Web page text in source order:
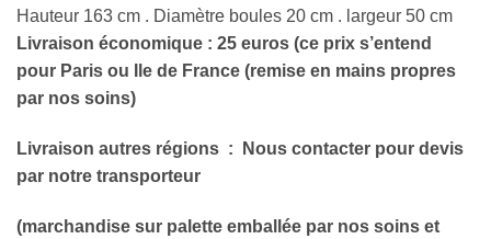
Hauteur 163 cm . Diamètre boules 20 cm . largeur 50 cm
Livraison économique : 25 euros (ce prix s’entend
pour Paris ou Ile de France (remise en mains propres
par nos soins)
Livraison autres régions : Nous contacter pour devis
par notre transporteur
(marchandise sur palette emballée par nos soins et